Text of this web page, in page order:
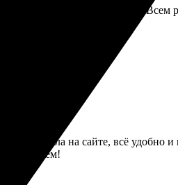
заказа и приятное общение.
Заказала на сайте, всё удобно и
всем!